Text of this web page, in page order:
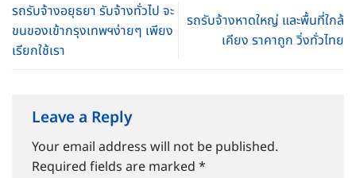
รถรับจ้างอยุธยา รับจ้างทั่วไป จะ
ขนของเข้ากรุงเทพฯง่ายๆ เพียง
เรียกใช้เรา
รถรับจ้างหาดใหญ่ และพื้นที่ใกล้
เคียง ราคาถูก วิ่งทั่วไทย
Leave a Reply
Your email address will not be published.
Required fields are marked *